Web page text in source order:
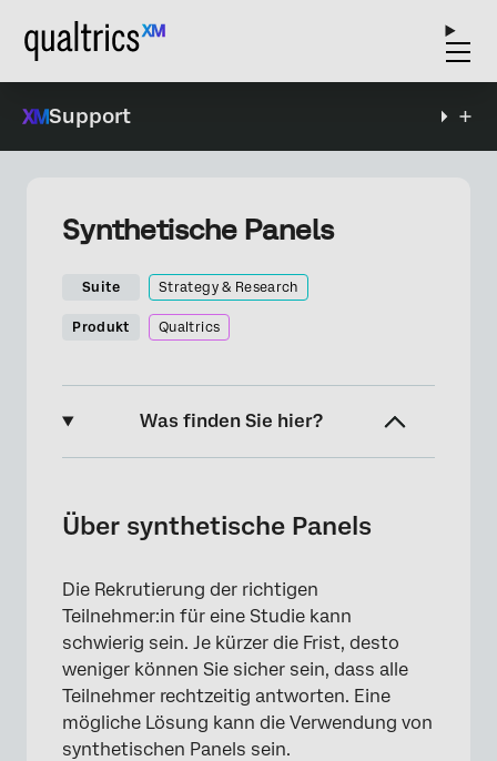
Support
Synthetische Panels
Suite Strategy & Research
Produkt Qualtrics
Was finden Sie hier?
Zugang zu synthetischen Panels
Panels
Entwerfen einer Umfrage für synthetische
Panels
Erstellen eines synthetischen Panels
Identifizierung einer synthetischen Antwort
Über synthetische Panels
Die Rekrutierung der richtigen
Teilnehmer:in für eine Studie kann
schwierig sein. Je kürzer die Frist, desto
weniger können Sie sicher sein, dass alle
Teilnehmer rechtzeitig antworten. Eine
mögliche Lösung kann die Verwendung von
synthetischen Panels sein.